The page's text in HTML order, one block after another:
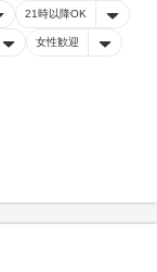
21時以降OK
女性歓迎